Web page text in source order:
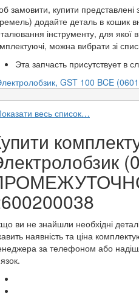
замовити, купити
додайте деталь в кошик
інструменту, для якої
можна вибрати зі
Эта запчасть присутствует в
GST 100 BCE
весь список…
ви не знайшли необхідні
наявність та ціна
за телефоном або